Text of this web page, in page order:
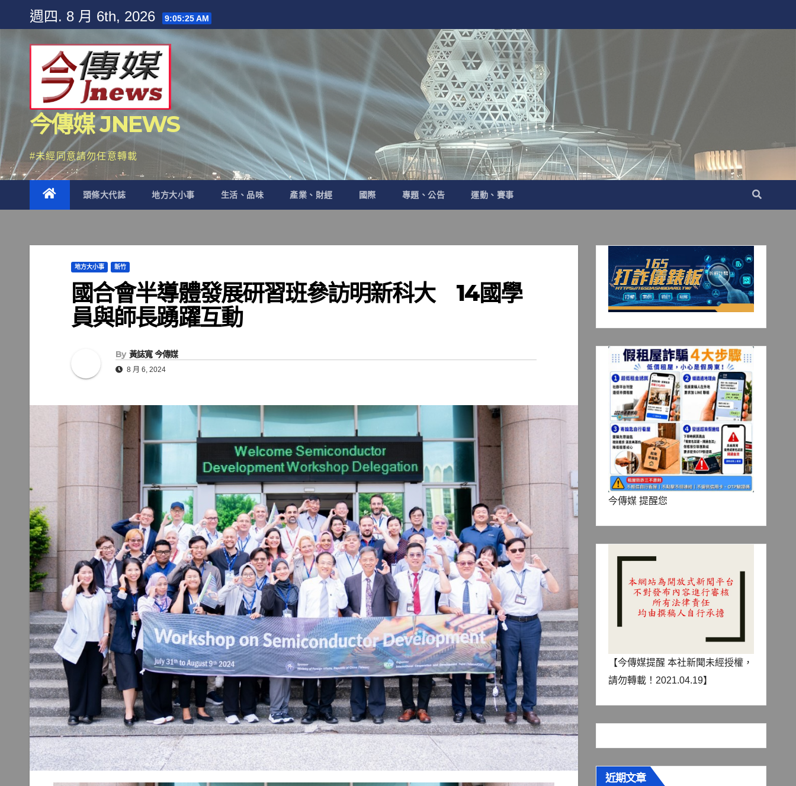
content
週四. 8 月 6th, 2026 9:05:27 AM
今傳媒 JNEWS
#未經同意請勿任意轉載
頭條大代誌 地方大小事 生活、品味 產業、財經 國際 專題、公告 運動、賽事
地方大小事 新竹
國合會半導體發展研習班參訪明新科大 14國學
員與師長踴躍互動
By 黃誌寬 今傳媒
8 月 6, 2024
今傳媒 提醒您
【今傳媒提醒 本社新聞未經授權，
請勿轉載！2021.04.19】
近期文章